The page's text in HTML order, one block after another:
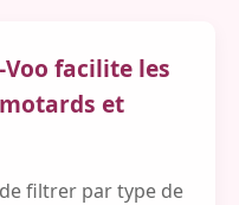
Voo facilite les
et
filtrer par type de